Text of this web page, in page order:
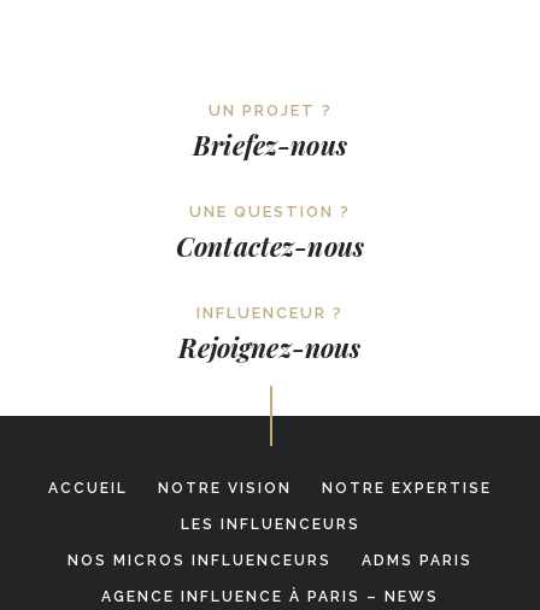
UN PROJET ?
Briefez-nous
UNE QUESTION ?
Contactez-nous
INFLUENCEUR ?
Rejoignez-nous
ACCUEIL NOTRE VISION NOTRE EXPERTISE
LES INFLUENCEURS
NOS MICROS INFLUENCEURS ADMS PARIS
AGENCE INFLUENCE À PARIS – NEWS